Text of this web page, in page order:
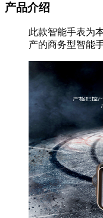
产品介绍
此款智能手表为
产的商务型智能